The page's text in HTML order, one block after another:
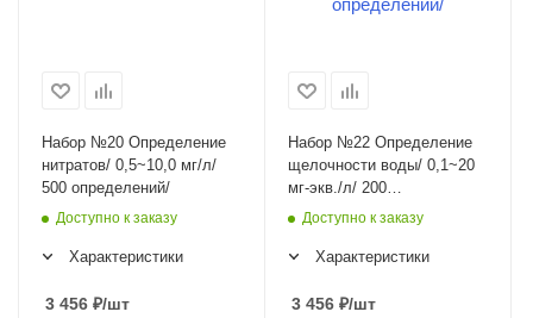
Набор №20 Определение
нитратов/ 0,5~10,0 мг/л/
500 определений/
Доступно к заказу
Характеристики
3 456 ₽/шт
Набор №22 Определение
щелочности воды/ 0,1~20
мг-экв./л/ 200
определений/
Доступно к заказу
Характеристики
3 456 ₽/шт